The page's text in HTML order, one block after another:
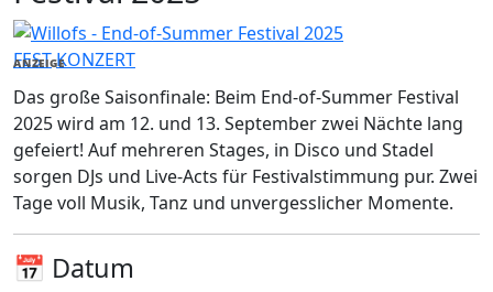
FESTKONZERT
ANZEIGE
Das große Saisonfinale: Beim End-of-Summer Festival
2025 wird am 12. und 13. September zwei Nächte lang
gefeiert! Auf mehreren Stages, in Disco und Stadel
sorgen DJs und Live-Acts für Festivalstimmung pur. Zwei
Tage voll Musik, Tanz und unvergesslicher Momente.
📅 Datum